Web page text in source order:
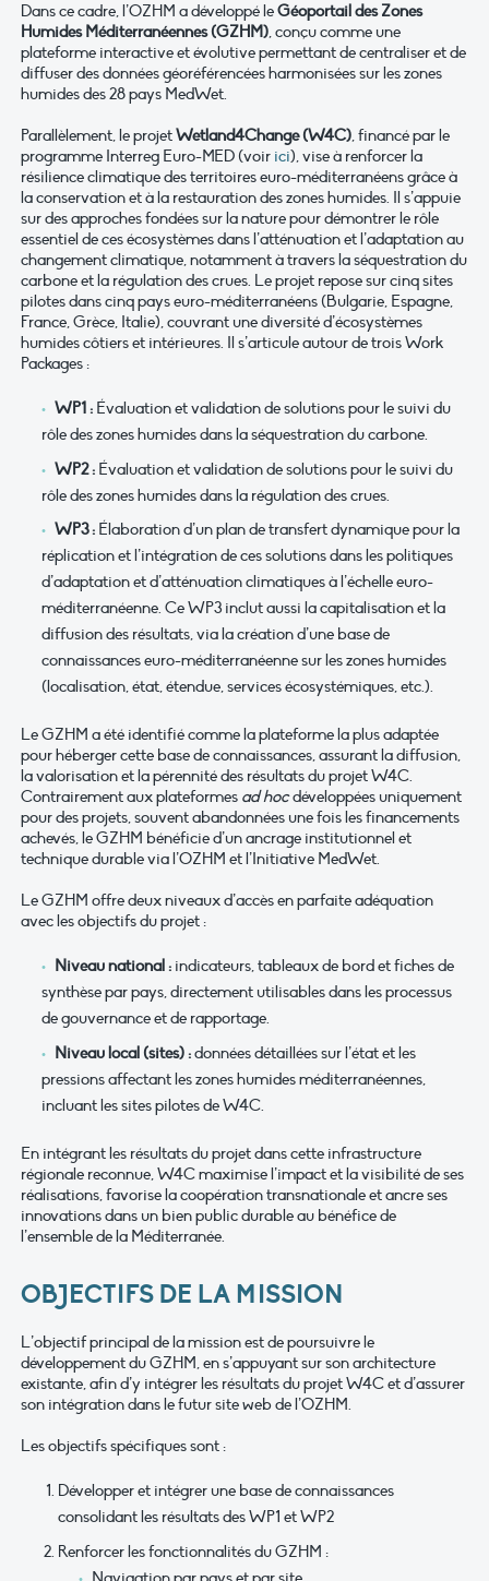
Dans ce cadre, l’OZHM a développé leGéoportail des Zones
Humides Méditerranéennes (GZHM), conçu comme une
plateforme interactive et évolutive permettant de centraliser et de
diffuser des données géoréférencées harmonisées sur les zones
humides des 28 pays MedWet.
Parallèlement, le projetWetland4Change (W4C), financé par le
programme Interreg Euro-MED (voir ici), vise à renforcer la
résilience climatique des territoires euro-méditerranéens grâce à
la conservation et à la restauration des zones humides. Il s’appuie
sur des approches fondées sur la nature pour démontrer le rôle
essentiel de ces écosystèmes dans l’atténuation et l’adaptation au
changement climatique, notamment à travers la séquestration du
carbone et la régulation des crues. Le projet repose sur cinq sites
pilotes dans cinq pays euro-méditerranéens (Bulgarie, Espagne,
France, Grèce, Italie), couvrant une diversité d’écosystèmes
humides côtiers et intérieures. Il s’articule autour de trois Work
Packages :
WP1 :Évaluation et validation de solutions pour le suivi du
rôle des zones humides dans la séquestration du carbone.
WP2 :Évaluation et validation de solutions pour le suivi du
rôle des zones humides dans la régulation des crues.
WP3 :Élaboration d’un plan de transfert dynamique pour la
réplication et l’intégration de ces solutions dans les politiques
d’adaptation et d’atténuation climatiques à l’échelle euro-
méditerranéenne. Ce WP3 inclut aussi la capitalisation et la
diffusion des résultats, via la création d’une base de
connaissances euro-méditerranéenne sur les zones humides
(localisation, état, étendue, services écosystémiques, etc.).
Le GZHM a été identifié comme la plateforme la plus adaptée
pour héberger cette base de connaissances, assurant la diffusion,
la valorisation et la pérennité des résultats du projet W4C.
Contrairement aux plateformes ad hocdéveloppées uniquement
pour des projets, souvent abandonnées une fois les financements
achevés, le GZHM bénéficie d’un ancrage institutionnel et
technique durable via l’OZHM et l’Initiative MedWet.
Le GZHM offre deux niveaux d’accès en parfaite adéquation
avec les objectifs du projet :
Niveau national :indicateurs, tableaux de bord et fiches de
synthèse par pays, directement utilisables dans les processus
de gouvernance et de rapportage.
Niveau local (sites) :données détaillées sur l’état et les
pressions affectant les zones humides méditerranéennes,
incluant les sites pilotes de W4C.
En intégrant les résultats du projet dans cette infrastructure
régionale reconnue, W4C maximise l’impact et la visibilité de ses
réalisations, favorise la coopération transnationale et ancre ses
innovations dans un bien public durable au bénéfice de
l’ensemble de la Méditerranée.
OBJECTIFS DE LA MISSION
L’objectif principal de la mission est de poursuivre le
développement du GZHM, en s’appuyant sur son architecture
existante, afin d’y intégrer les résultats du projet W4C et d’assurer
son intégration dans le futur site web de l’OZHM.
Les objectifs spécifiques sont :
Développer et intégrer une base de connaissances
consolidant les résultats des WP1 et WP2
Renforcer les fonctionnalités du GZHM :